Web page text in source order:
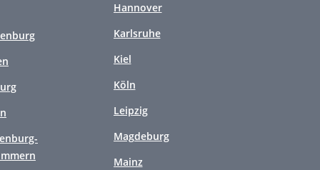
Hannover
Karlsruhe
Kiel
Köln
Leipzig
Magdeburg
Mainz